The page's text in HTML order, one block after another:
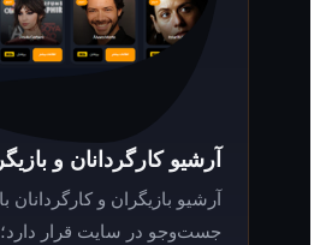
آرشیو کارگردانان و بازیگران
آرشیو بازیگران و کارگردانان با قابلیت
جست‌وجو در سایت قرار دارد؛ در اپ نیز با